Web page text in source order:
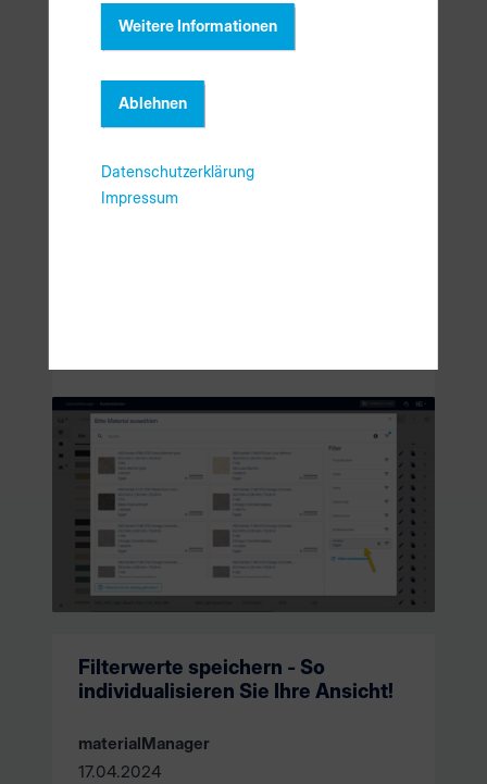
Filterwerte speichern - So
individualisieren Sie Ihre Ansicht!
materialManager
17.04.2024
Weitere Informationen
Ablehnen
Datenschutzerklärung
Impressum